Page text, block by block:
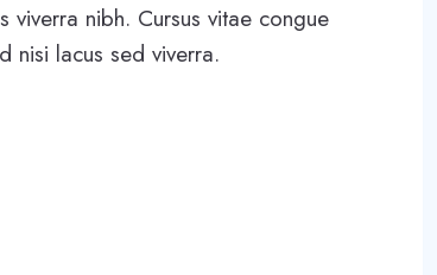
viverra nibh. Cursus vitae congue
nisi lacus sed viverra.